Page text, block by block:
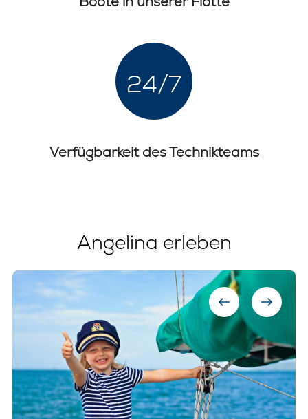
24/7
Verfügbarkeit des Technikteams
Angelina erleben